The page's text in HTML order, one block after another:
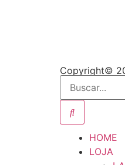
Copyright©
HOME
LOJA